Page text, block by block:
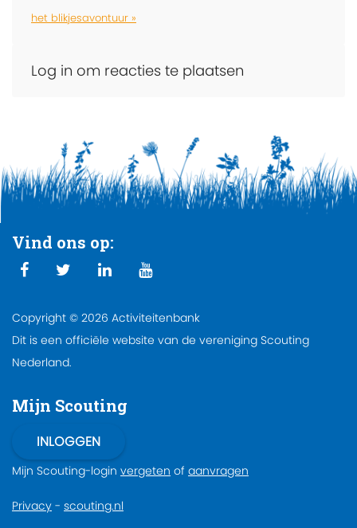
het blikjesavontuur »
Log in om reacties te plaatsen
Vind ons op:
Copyright © 2026 Activiteitenbank
Dit is een officiële website van de vereniging Scouting
Nederland.
Mijn Scouting
Mijn Scouting-login vergeten of aanvragen
Privacy - scouting.nl